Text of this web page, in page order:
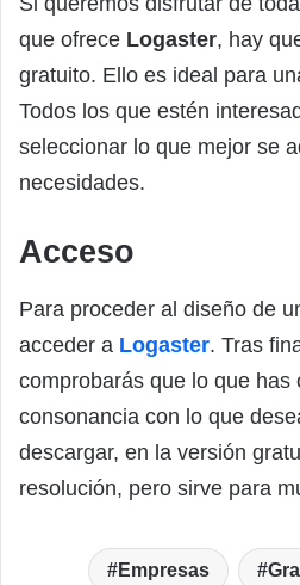
que ofrece Logaster, hay
gratuito. Ello es ideal para
Todos los que estén
seleccionar lo que mejor se
necesidades.
Acceso
Para proceder al diseño de
acceder a Logaster. Tras
comprobarás que lo que has
consonancia con lo que
descargar, en la versión
resolución, pero sirve para
Empresas